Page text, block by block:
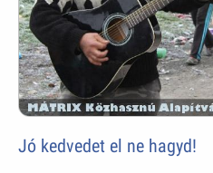
Jó kedvedet el ne hagyd!